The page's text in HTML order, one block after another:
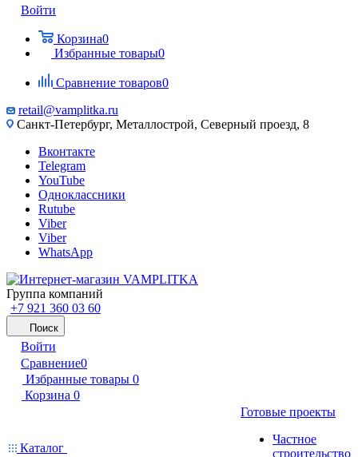
Войти
Корзина0
Избранные товары0
Сравнение товаров0
retail@vamplitka.ru
Санкт-Петербург, Металлострой, Северный проезд, 8
Вконтакте
Telegram
YouTube
Одноклассники
Rutube
Viber
Viber
WhatsApp
Группа компаний
+7 921 360 03 60
Поиск
Войти
Сравнение0
Избранные товары 0
Корзина 0
Каталог
Готовые проекты
Частное
строительство